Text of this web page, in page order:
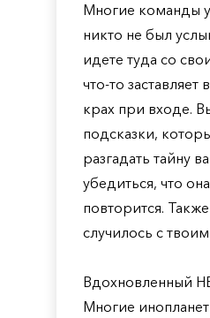
Многие команды
никто не был
идете туда со
что-то заставляет
крах при входе.
подсказки,
разгадать тайну
убедиться, что
повторится.
случилось с
Вдохновленный
Многие